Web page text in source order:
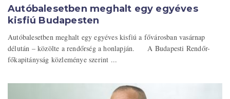
Autóbalesetben meghalt egy egyéves
kisfiú Budapesten
Autóbalesetben meghalt egy egyéves kisfiú a fővárosban vasárnap
délután – közölte a rendőrség a honlapján. A Budapesti Rendőr-
főkapitányság közleménye szerint ...